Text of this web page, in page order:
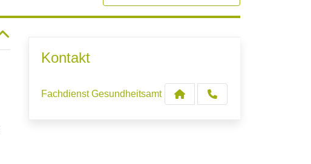
Kontakt
Fachdienst Gesundheitsamt